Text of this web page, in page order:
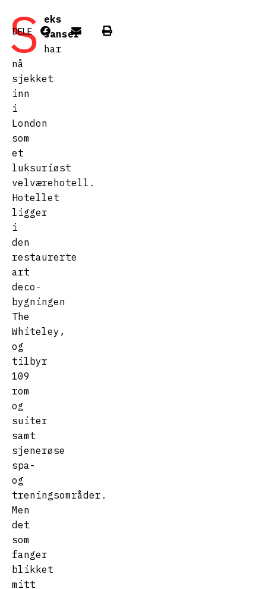
S
eks
sanser
har
nå
sjekket
inn
i
London
som
et
luksuriøst
velværehotell.
Hotellet
ligger
i
den
restaurerte
art
deco-
bygningen
The
Whiteley,
og
tilbyr
109
rom
og
suiter
samt
sjenerøse
spa-
og
treningsområder.
Men
det
som
fanger
blikket
mitt
DELE